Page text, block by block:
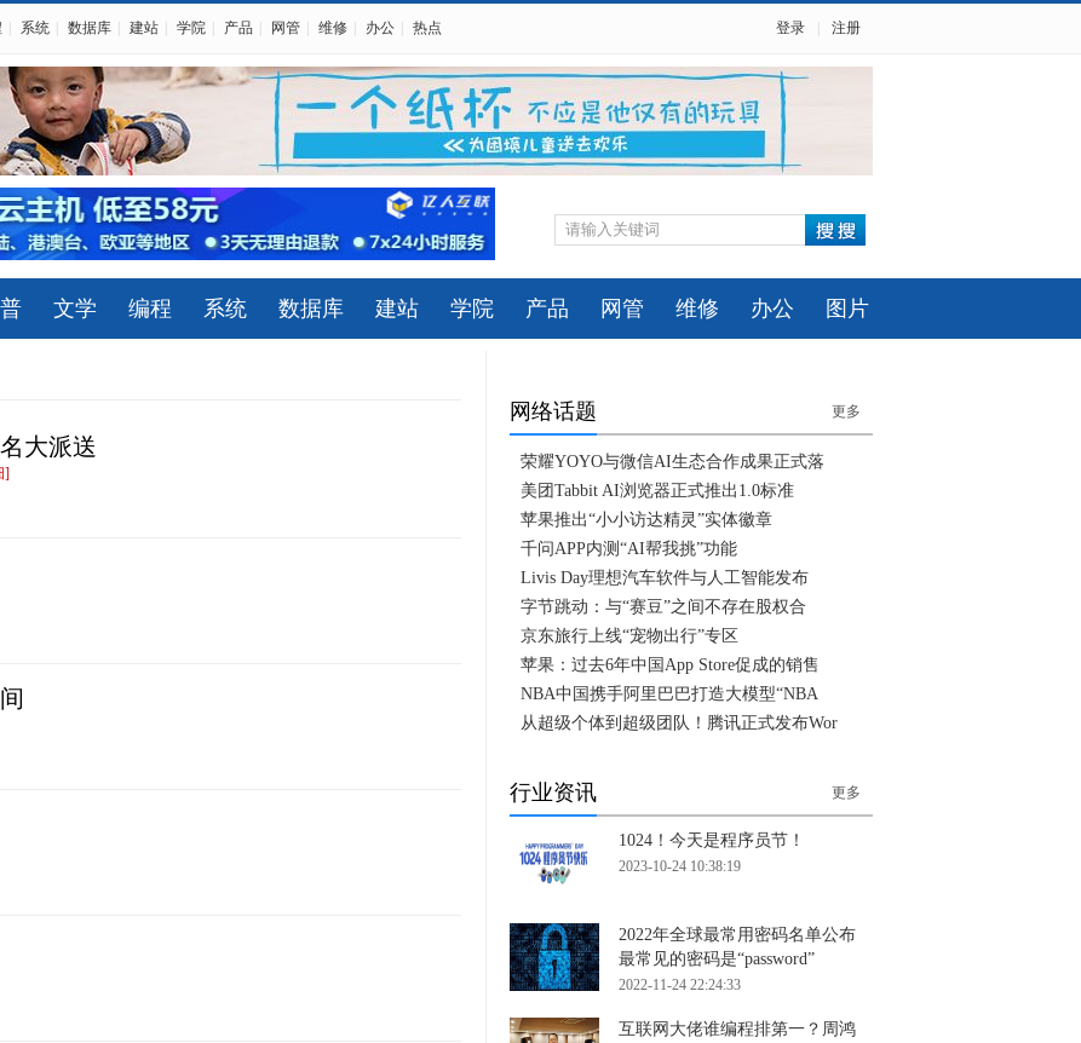
系统 数据库 建站 学院 产品 网管 维修 办公 热点 登录 注册
文学 编程 系统 数据库 建站 学院 产品 网管 维修 办公 图片
大派送
]
网络话题 更多
荣耀YOYO与微信AI生态合作成果正式落
美团Tabbit AI浏览器正式推出1.0标准
苹果推出“小小访达精灵”实体徽章
千问APP内测“AI帮我挑”功能
Livis Day理想汽车软件与人工智能发布
字节跳动：与“赛豆”之间不存在股权合
京东旅行上线“宠物出行”专区
苹果：过去6年中国App Store促成的销售
NBA中国携手阿里巴巴打造大模型“NBA
从超级个体到超级团队！腾讯正式发布Wor
行业资讯 更多
1024！今天是程序员节！
2023-10-24 10:38:19
2022年全球最常用密码名单公布
最常见的密码是“password”
2022-11-24 22:24:33
互联网大佬谁编程排第一？周鸿